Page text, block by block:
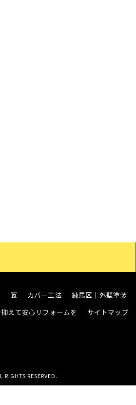
瓦 カバー工法 練馬区│外壁塗装
えて安心リフォームを サイトマップ
RESERVED.